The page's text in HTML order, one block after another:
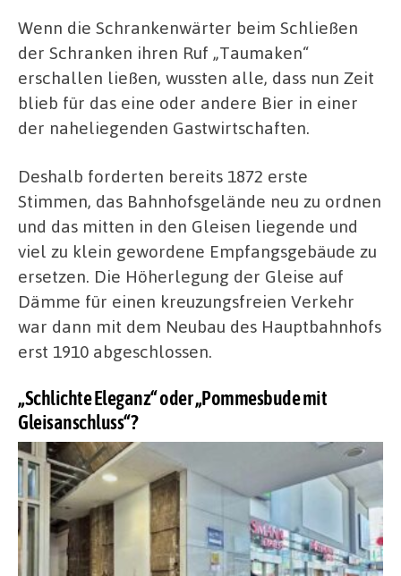
Wenn die Schrankenwärter beim Schließen
der Schranken ihren Ruf „Taumaken“
erschallen ließen, wussten alle, dass nun Zeit
blieb für das eine oder andere Bier in einer
der naheliegenden Gastwirtschaften.
Deshalb forderten bereits 1872 erste
Stimmen, das Bahnhofsgelände neu zu ordnen
und das mitten in den Gleisen liegende und
viel zu klein gewordene Empfangsgebäude zu
ersetzen. Die Höherlegung der Gleise auf
Dämme für einen kreuzungsfreien Verkehr
war dann mit dem Neubau des Hauptbahnhofs
erst 1910 abgeschlossen.
„Schlichte Eleganz“ oder „Pommesbude mit
Gleisanschluss“?